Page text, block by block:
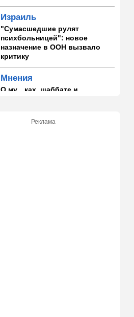
Израиль
"Сумасшедшие рулят
психбольницей": новое
назначение в ООН вызвало
критику
Мнения
О му…ках, шаббате и
ИзраильРеклама